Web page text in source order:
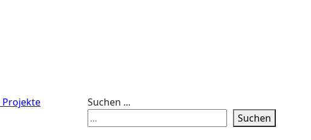
Projekte
Suchen ...
Suchen